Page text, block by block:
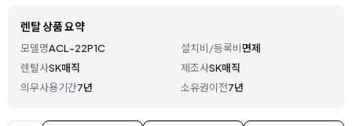
렌탈 상품 요약
모델명ACL-22P1C 설치비/등록비면제
렌탈사SK매직 제조사SK매직
의무사용기간7년 소유권이전7년